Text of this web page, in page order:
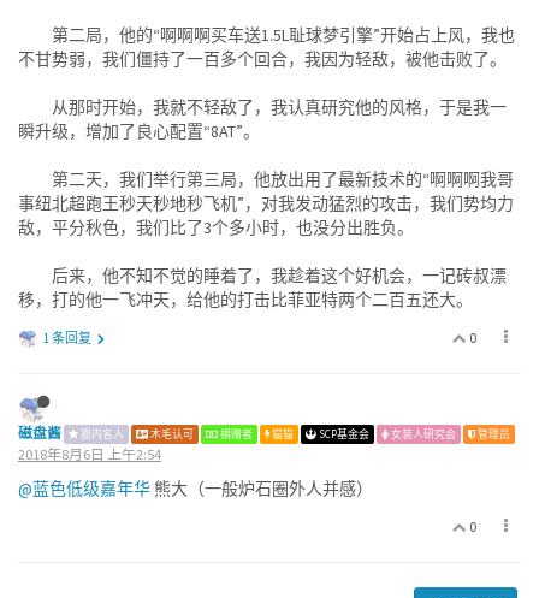
第二局，他的“啊啊啊买车送1.5L耻球梦引擎”开始占上风，我也
不甘势弱，我们僵持了一百多个回合，我因为轻敌，被他击败了。
从那时开始，我就不轻敌了，我认真研究他的风格，于是我一
瞬升级，增加了良心配置“8AT”。
第二天，我们举行第三局，他放出用了最新技术的“啊啊啊我哥
事纽北超跑王秒天秒地秒飞机”，对我发动猛烈的攻击，我们势均力
敌，平分秋色，我们比了3个多小时，也没分出胜负。
后来，他不知不觉的睡着了，我趁着这个好机会，一记砖叔漂
移，打的他一飞冲天，给他的打击比菲亚特两个二百五还大。
0
1 条回复
磁盘酱 圈内名人 木毛认可 捐赠者 猫猫 SCP基金会 女装人研究会 管理员
2018年8月6日 上午2:54
@蓝色低级嘉年华 熊大（一般炉石圈外人并感）
0